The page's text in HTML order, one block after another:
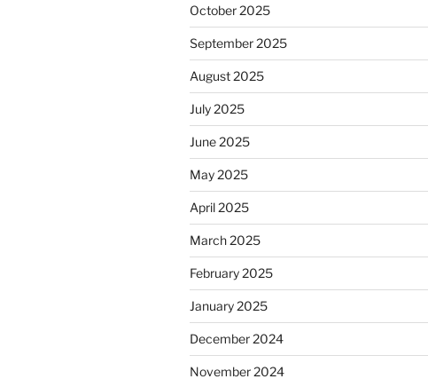
October 2025
September 2025
August 2025
July 2025
June 2025
May 2025
April 2025
March 2025
February 2025
January 2025
December 2024
November 2024